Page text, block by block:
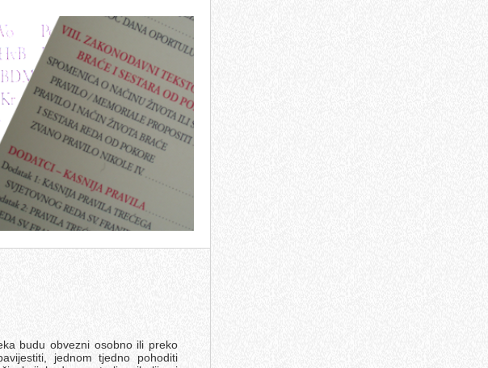
budu obvezni osobno ili preko
jednom tjedno pohoditi